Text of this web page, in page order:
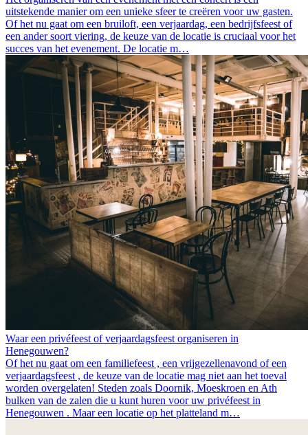
uitstekende manier om een unieke sfeer te creëren voor uw gasten.
Of het nu gaat om een bruiloft, een verjaardag, een bedrijfsfeest of
een ander soort viering, de keuze van de locatie is cruciaal voor het
succes van het evenement. De locatie m…
Waar een privéfeest of verjaardagsfeest organiseren in
Henegouwen?
Of het nu gaat om een familiefeest , een vrijgezellenavond of een
verjaardagsfeest , de keuze van de locatie mag niet aan het toeval
worden overgelaten! Steden zoals Doornik, Moeskroen en Ath
bulken van de zalen die u kunt huren voor uw privéfeest in
Henegouwen . Maar een locatie op het platteland m…